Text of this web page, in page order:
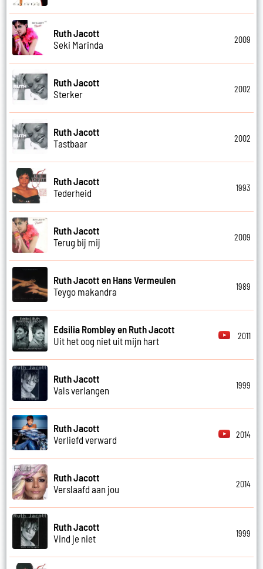
Ruth Jacott
Seki Marinda
2009
Ruth Jacott
Sterker
2002
Ruth Jacott
Tastbaar
2002
Ruth Jacott
Tederheid
1993
Ruth Jacott
Terug bij mij
2009
Ruth Jacott en Hans Vermeulen
Teygo makandra
1989
Edsilia Rombley en Ruth Jacott
Uit het oog niet uit mijn hart
2011
Ruth Jacott
Vals verlangen
1999
Ruth Jacott
Verliefd verward
2014
Ruth Jacott
Verslaafd aan jou
2014
Ruth Jacott
Vind je niet
1999